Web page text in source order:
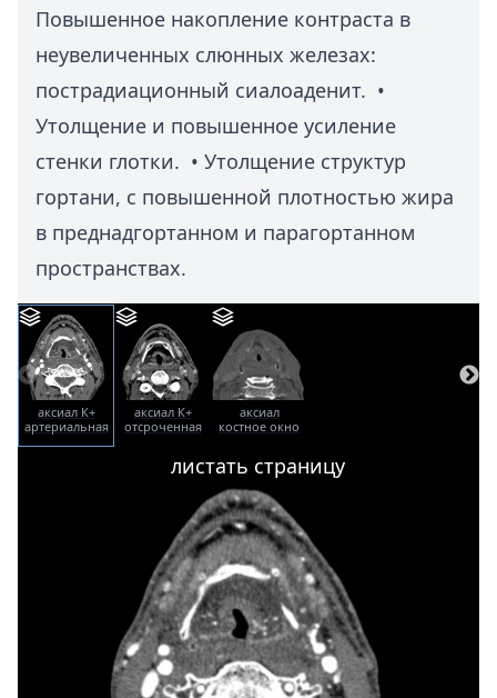
Повышенное накопление контраста в
неувеличенных слюнных железах:
пострадиационный сиалоаденит. •
Утолщение и повышенное усиление
стенки глотки. • Утолщение структур
гортани, с повышенной плотностью жира
в преднадгортанном и парагортанном
пространствах.
аксиал К+
артериальная
аксиал К+
отсроченная
аксиал
костное окно
листать страницу